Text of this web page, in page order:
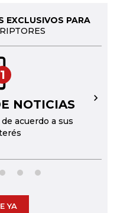
EXCLUSIVOS PARA
1
NOTICIAS
acuerdo a sus
→
YA